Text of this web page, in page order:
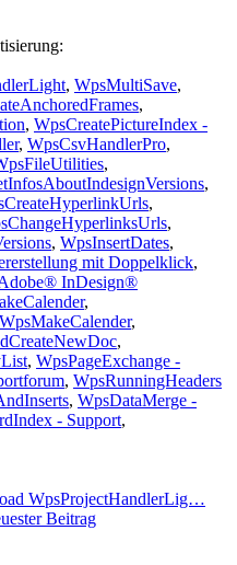
, WpsMultiSave,
,
, WpsCreatePictureIndex -
, WpsCsvHandlerPro,
,
,
,
,
, WpsInsertDates,
mit Doppelklick,
InDesign®
,
,
,
, WpsPageExchange -
, WpsRunningHeaders
, WpsDataMerge -
- Support,
WpsProjectHandlerLig…
Beitrag